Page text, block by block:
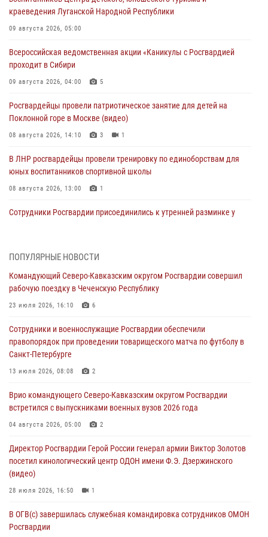
краеведения Луганской Народной Республики
09 августа 2026, 05:00
Всероссийская ведомственная акции «Каникулы с Росгвардией
проходит в Сибири
09 августа 2026, 04:00 5
Росгвардейцы провели патриотическое занятие для детей на
Поклонной горе в Москве (видео)
08 августа 2026, 14:10 3 1
В ЛНР росгвардейцы провели тренировку по единоборствам для
юных воспитанников спортивной школы
08 августа 2026, 13:00 1
Сотрудники Росгвардии присоединились к утренней разминке у
в честь юбилея ведомства
08 августа 2026, 09:03
медицины с учетом опыта СВО
08 августа 2026, 09:00 2
Военнослужащие Софринской бригады Росгвардии встретились с
дорогой к Победе в СВО» (видео)
08 августа 2026, 07:00
настольному теннису ко Дню физкультурника
ПОПУЛЯРНЫЕ НОВОСТИ
Командующий Северо-Кавказским округом Росгвардии совершил
рабочую поездку в Чеченскую Республику
23 июля 2026, 16:10 6
Сотрудники и военнослужащие Росгвардии обеспечили
правопорядок при проведении товарищеского матча по футболу в
Санкт-Петербурге
13 июля 2026, 08:08 2
Врио командующего Северо-Кавказским округом Росгвардии
встретился с выпускниками военных вузов 2026 года
04 августа 2026, 05:00 2
Директор Росгвардии Герой России генерал армии Виктор Золотов
посетил кинологический центр ОДОН имени Ф.Э. Дзержинского
(видео)
28 июля 2026, 16:50 1
В ОГВ(с) завершилась служебная командировка сотрудников ОМОН
Росгвардии